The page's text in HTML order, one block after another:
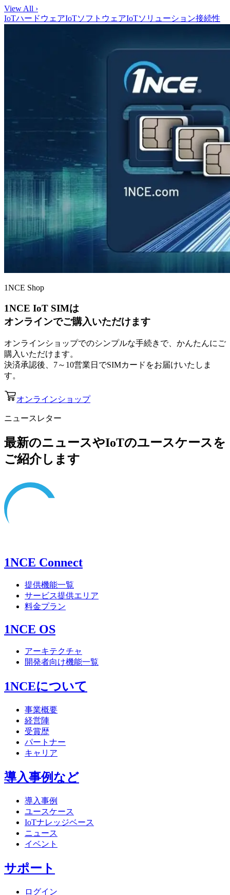
View All ›
IoTハードウェアIoTソフトウェアIoTソリューション接続性
1NCE Shop
1NCE IoT SIMは
オンラインでご購入いただけます
オンラインショップでのシンプルな手続きで、かんたんにご
購入いただけます。
決済承認後、7～10営業日でSIMカードをお届けいたしま
す。
オンラインショップ
ニュースレター
最新のニュースやIoTのユースケースを
ご紹介します
1NCE Connect
提供機能一覧
サービス提供エリア
料金プラン
1NCE OS
アーキテクチャ
開発者向け機能一覧
1NCEについて
事業概要
経営陣
受賞歴
パートナー
キャリア
導入事例など
導入事例
ユースケース
IoTナレッジベース
ニュース
イベント
サポート
ログイン